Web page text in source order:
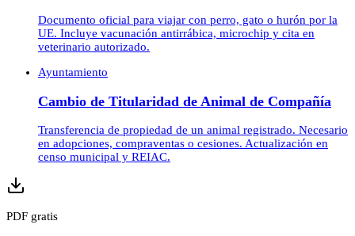
Documento oficial para viajar con perro, gato o hurón por la
UE. Incluye vacunación antirrábica, microchip y cita en
veterinario autorizado.
Ayuntamiento
Cambio de Titularidad de Animal de Compañía
Transferencia de propiedad de un animal registrado. Necesario
en adopciones, compraventas o cesiones. Actualización en
censo municipal y REIAC.
PDF gratis